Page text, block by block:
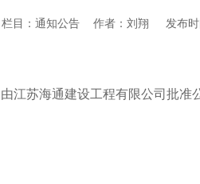
栏目：通知公告 作者：刘翔 发布
江苏海通建设工程有限公司批准